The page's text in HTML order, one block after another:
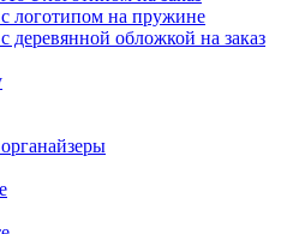
логотипом на пружине
деревянной обложкой на заказ